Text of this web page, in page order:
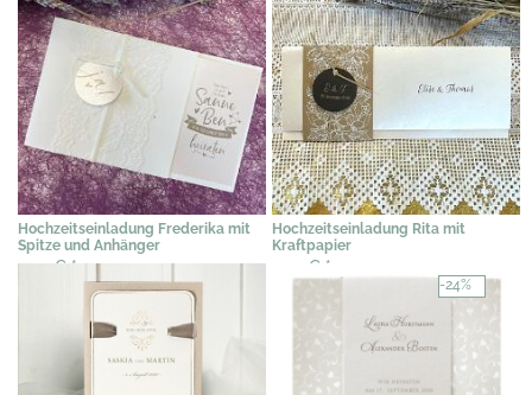
Hochzeitseinladung Frederika mit
Spitze und Anhänger
2,39 €*
Hochzeitseinladung Rita mit
Kraftpapier
2,49 € *
-24%